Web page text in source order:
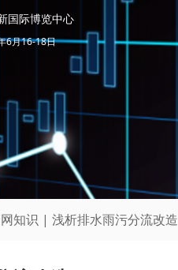
国际博览中心
6月16-18日
知识 | 浅析排水雨污分流改造